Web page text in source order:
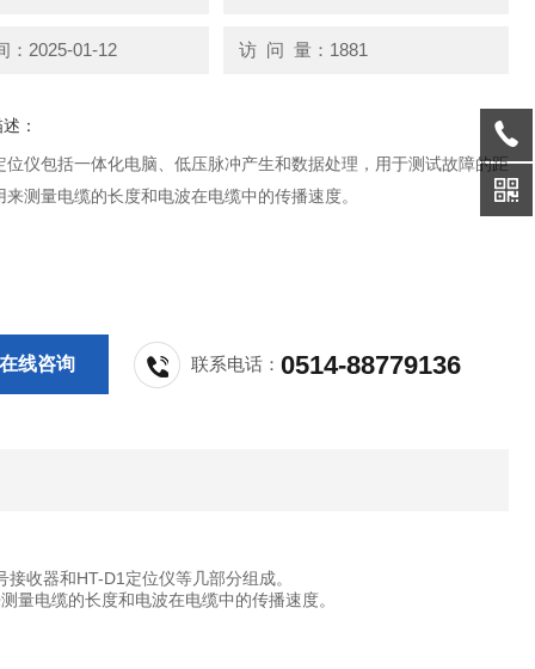
：2025-01-12 访 问 量：1881
：
位仪包括一体化电脑、低压脉冲产生和数据处理，用于测试故障的距
来测量电缆的长度和电波在电缆中的传播速度。
在线咨询 联系电话：0514-88779136
收器和HT-D1定位仪等几部分组成。
电缆的长度和电波在电缆中的传播速度。